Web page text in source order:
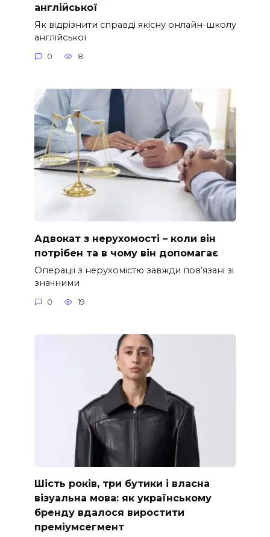
англійської
Як відрізнити справді якісну онлайн-школу
англійської
0 8
Адвокат з нерухомості – коли він
потрібен та в чому він допомагає
Операції з нерухомістю завжди пов’язані зі
значними
0 19
Шість років, три бутики і власна
візуальна мова: як українському
бренду вдалося виростити
преміумсегмент